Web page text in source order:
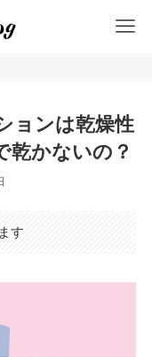
ョンは乾燥性
乾かないの？
す